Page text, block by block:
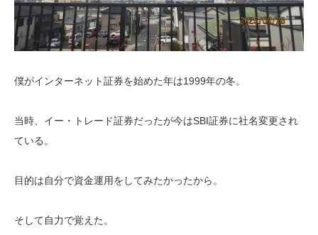
僕がインターネット証券を始めた年は1999年の冬。
当時、イー・トレード証券だったが今はSBI証券に社名変更され
ている。
目的は自分で資金運用をしてみたかったから。
そして自力で覚えた。